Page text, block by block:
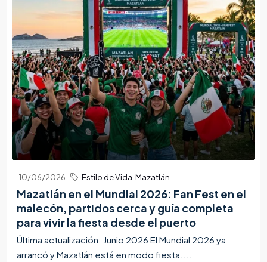
10/06/2026 Estilo de Vida,Mazatlán
Mazatlán en el Mundial 2026: Fan Fest en el
malecón, partidos cerca y guía completa
para vivir la fiesta desde el puerto
Última actualización: Junio 2026 El Mundial 2026 ya
arrancó y Mazatlán está en modo fiesta....